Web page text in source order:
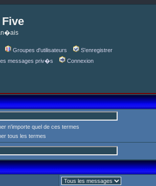
Groupes d'utilisateurs
S'enregistrer
messages priv�s Connexion
n'importe quel de ces termes
tous les termes